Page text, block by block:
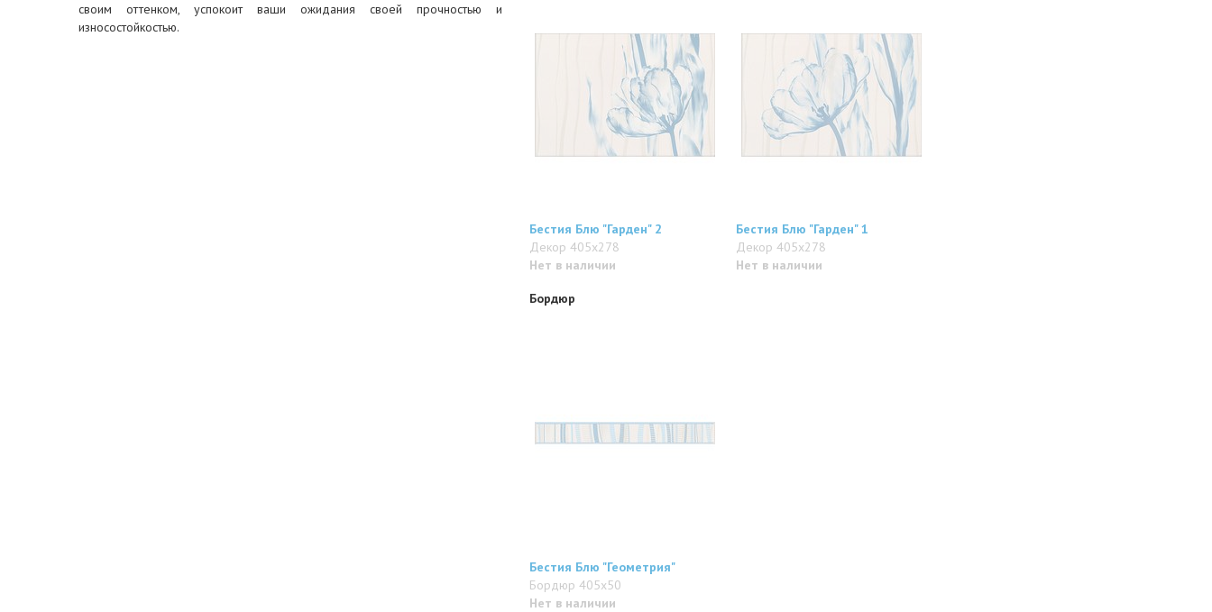
своим оттенком, успокоит ваши ожидания своей прочностью и
износостойкостью.
Бестия Блю "Гарден" 2
Декор 405x278
Нет в наличии
Бестия Блю "Гарден" 1
Декор 405x278
Нет в наличии
Бордюр
Бестия Блю "Геометрия"
Бордюр 405x50
Нет в наличии